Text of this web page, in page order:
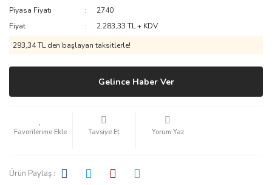
Piyasa Fiyatı
2740
Fiyat
2.283,33 TL + KDV
293,34 TL den başlayan taksitlerle!
Gelince Haber Ver
Tavsiye Et Yorum Yaz
Ürün Paylaş :